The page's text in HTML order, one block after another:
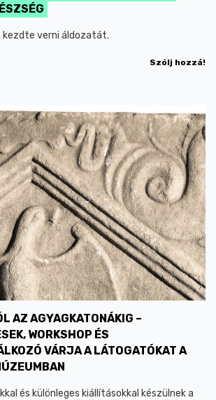
verni áldozatát.
Szólj hozzá!
AZ AGYAGKATONÁKIG –
WORKSHOP ÉS
VÁRJA A LÁTOGATÓKAT A
és különleges kiállításokkal készülnek a